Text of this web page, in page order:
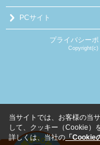
PCサイト
プライバシー
当サイトでは、お客様の当
して、クッキー（Cookie）
詳しくは、当社の「Cookie